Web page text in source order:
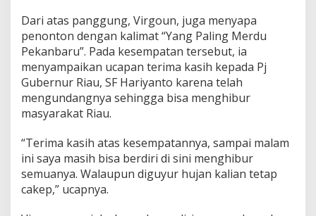
u
h
a
n
i
b
e
o
n
Dari atas panggung, Virgoun, juga menyapa
penonton dengan kalimat “Yang Paling Merdu
Pekanbaru”. Pada kesempatan tersebut, ia
menyampaikan ucapan terima kasih kepada Pj
Gubernur Riau, SF Hariyanto karena telah
mengundangnya sehingga bisa menghibur
masyarakat Riau.
“Terima kasih atas kesempatannya, sampai malam
ini saya masih bisa berdiri di sini menghibur
semuanya. Walaupun diguyur hujan kalian tetap
cakep,” ucapnya.